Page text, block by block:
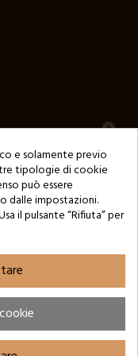
13466181008
delle Imprese di
- TestSide
e solamente previo
tipologie di cookie
può essere
dalle impostazioni.
il pulsante “Rifiuta” per